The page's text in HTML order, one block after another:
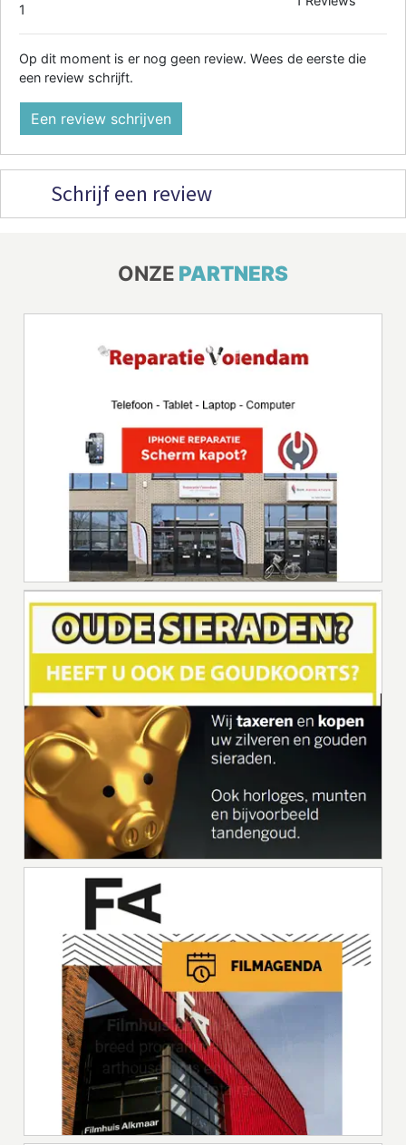
1
Op dit moment is er nog geen review. Wees de eerste die
een review schrijft.
Een review schrijven
Schrijf een review
ONZE PARTNERS